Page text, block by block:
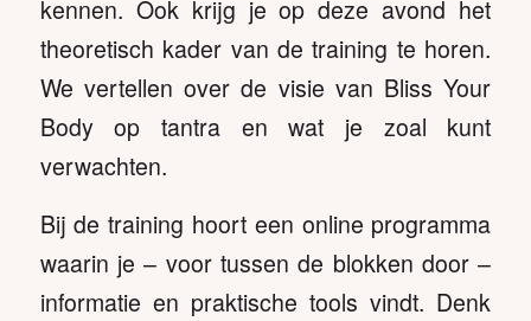
kennen. Ook krijg je op deze avond het
theoretisch kader van de training te horen.
We vertellen over de visie van Bliss Your
Body op tantra en wat je zoal kunt
verwachten.
Bij de training hoort een online programma
waarin je – voor tussen de blokken door –
informatie en praktische tools vindt. Denk